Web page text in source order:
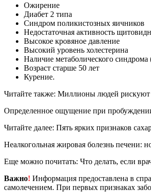
Ожирение
Диабет 2 типа
Синдром поликистозных яичников
Недостаточная активность
Высокое кровяное давление
Высокий уровень холестерина
Наличие метаболического
Возраст старше 50 лет
Курение.
Читайте также: Миллионы людей рискуют
Определенное ощущение при
Читайте далее: Пять ярких признаков
Неалкогольная жировая болезнь печени:
Еще можно почитать: Что делать, если
Важно! Информация предоставлена в
самолечением. При первых признаках